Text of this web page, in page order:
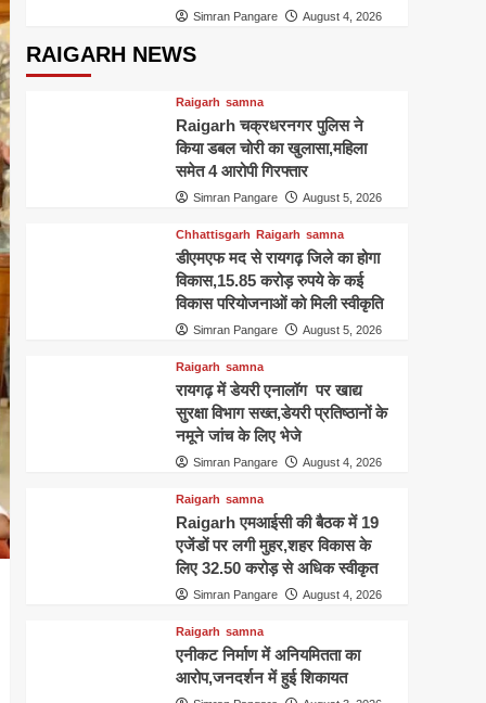
Simran Pangare August 4, 2026
RAIGARH NEWS
Raigarh samna
Raigarh चक्रधरनगर पुलिस ने
किया डबल चोरी का खुलासा,महिला
समेत 4 आरोपी गिरफ्तार
Simran Pangare August 5, 2026
Chhattisgarh Raigarh samna
डीएमएफ मद से रायगढ़ जिले का होगा
विकास,15.85 करोड़ रुपये के कई
विकास परियोजनाओं को मिली स्वीकृति
Simran Pangare August 5, 2026
Raigarh samna
रायगढ़ में डेयरी एनालॉग पर खाद्य
सुरक्षा विभाग सख्त,डेयरी प्रतिष्ठानों के
नमूने जांच के लिए भेजे
Simran Pangare August 4, 2026
Raigarh samna
Raigarh एमआईसी की बैठक में 19
एजेंडों पर लगी मुहर,शहर विकास के
लिए 32.50 करोड़ से अधिक स्वीकृत
Simran Pangare August 4, 2026
Raigarh samna
एनीकट निर्माण में अनियमितता का
आरोप,जनदर्शन में हुई शिकायत